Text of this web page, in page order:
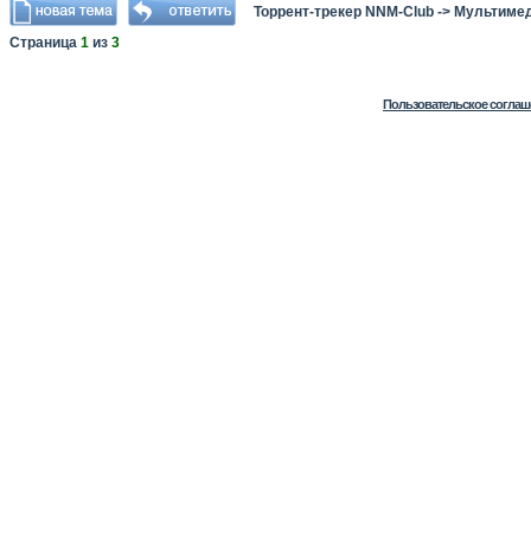
Торрент-трекер NNM-Club ->
Страница 1 из 3
Пользовательское